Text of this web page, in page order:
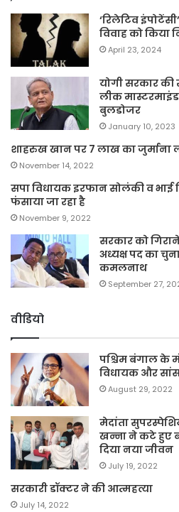
‘रिलेटिव
विवाह को किया
April 23, 2024
योगी सरकार की
लीक
बुलडोजर
January 10, 2023
शाहरुख खान पर 7 लाख का जुर्माना
November 14, 2022
सपा विधायक इरफान सोलंकी व भाई
फंसाया जा रहा है
November 9, 2022
सरकार को
अध्यक्ष पद का
कमलनाथ
September 27,
वीडियो
पश्चिम बंगाल के
विधायक और
August 29, 2022
मेदांता
खन्ना ने कटे हुए
दिया नया जीवन
July 19, 2022
सरकारी डॉक्टर ने की आत्महत्या
July 14, 2022